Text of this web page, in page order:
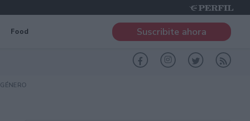
Food Suscribite ahora
GÉNERO